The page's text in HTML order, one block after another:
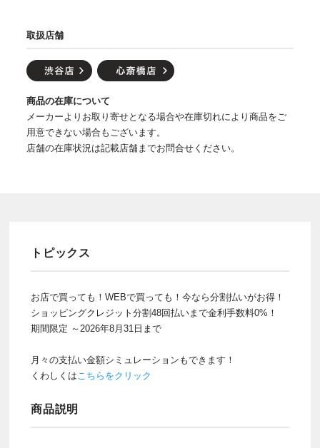
取扱店舗
商品の在庫について
メーカーよりお取り寄せとなる場合や在庫切れにより商品をご
用意できない場合もございます。
店舗の在庫状況は記載店舗までお問合せください。
トピックス
お店で買っても！WEBで買っても！今なら分割払いがお得！
ショッピングクレジット分割48回払いまで金利手数料0%！
期間限定 ～2026年8月31日まで
月々の支払い金額シミュレーションもできます！
くわしくはこちらをクリック
商品説明